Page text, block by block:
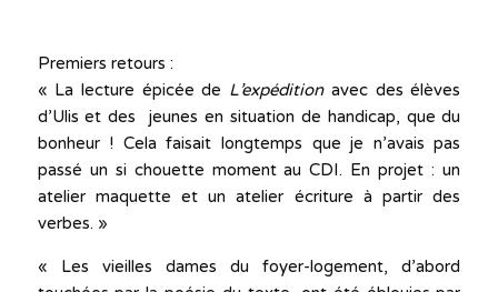
Premiers retours :
« La lecture épicée de L’expéditionavec des élèves
d’Ulis et des jeunes en situation de handicap, que du
bonheur ! Cela faisait longtemps que je n’avais pas
passé un si chouette moment au CDI. En projet : un
atelier maquette et un atelier écriture à partir des
verbes. »
« Les vieilles dames du foyer-logement, d’abord